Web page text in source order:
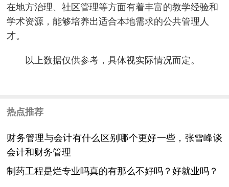
在地方治理、社区管理等方面有着丰富的教学经验和
学术资源，能够培养出适合本地需求的公共管理人
才。
以上数据仅供参考，具体视实际情况而定。
热点推荐
财务管理与会计有什么区别哪个更好一些，张雪峰谈
会计和财务管理
制药工程是烂专业吗真的有那么不好吗？好就业吗？